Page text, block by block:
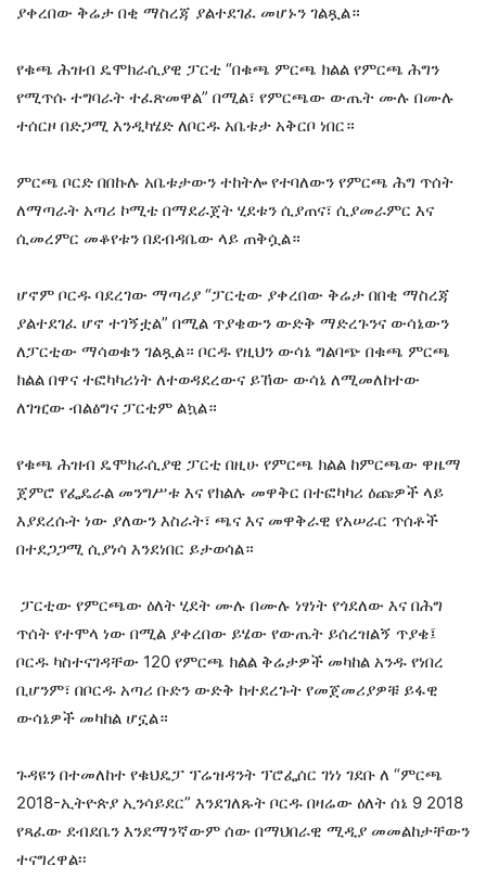
ያቀረበው ቅሬታ በቂ ማስረጃ ያልተደገፈ መሆኑን ገልጿል።
​የቁጫ ሕዝብ ዴሞክራሲያዊ ፓርቲ “በቁጫ ምርጫ ክልል የምርጫ ሕግን
የሚጥሱ ተግባራት ተፈጽመዋል” በሚል፣ የምርጫው ውጤት ሙሉ በሙሉ
ተሰርዞ በድጋሚ እንዲካሄድ ለቦርዱ አቤቱታ አቅርቦ ነበር።
ምርጫ ቦርድ በበኩሉ አቤቱታውን ተከትሎ የተባለውን የምርጫ ሕግ ጥሰት
ለማጣራት አጣሪ ኮሚቴ በማደራጀት ሂደቱን ሲያጠና፣ ሲያመራምር እና
ሲመረምር መቆየቱን በደብዳቤው ላይ ጠቅሷል።
​ሆኖም ቦርዱ ባደረገው ማጣሪያ “ፓርቲው ያቀረበው ቅሬታ በበቂ ማስረጃ
ያልተደገፈ ሆኖ ተገኝቷል” በሚል ጥያቄውን ውድቅ ማድረጉንና ውሳኔውን
ለፓርቲው ማሳወቁን ገልጿል። ቦርዱ የዚህን ውሳኔ ግልባጭ በቁጫ ምርጫ
ክልል በዋና ተፎካካሪነት ለተወዳደረውና ይኸው ውሳኔ ለሚመለከተው
ለገዢው ብልፅግና ፓርቲም ልኳል።
​የቁጫ ሕዝብ ዴሞክራሲያዊ ፓርቲ በዚሁ የምርጫ ክልል ከምርጫው ዋዜማ
ጀምሮ የፌዴራል መንግሥቱ እና የክልሉ መዋቅር በተፎካካሪ ዕጩዎች ላይ
እያደረሱት ነው ያለውን እስራት፣ ጫና እና መዋቅራዊ የአሠራር ጥሰቶች
በተደጋጋሚ ሲያነሳ እንደነበር ይታወሳል።
ፓርቲው የምርጫው ዕለት ሂደት ሙሉ በሙሉ ነፃነት የጎደለው እና በሕግ
ጥሰት የተሞላ ነው በሚል ያቀረበው ይሄው የውጤት ይሰረዝልኝ ጥያቄ፤
ቦርዱ ካስተናገዳቸው 120 የምርጫ ክልል ቅሬታዎች መካከል አንዱ የነበረ
ቢሆንም፣ በቦርዱ አጣሪ ቡድን ውድቅ ከተደረጉት የመጀመሪያዎቹ ይፋዊ
ውሳኔዎች መካከል ሆኗል።
ጉዳዩን በተመለከተ የቁህዴፓ ፕሬዝዳንት ፕሮፌሰር ገነነ ገደቡ ለ “ምርጫ
2018-ኢትዮጵያ ኢንሳይደር” እንደገለጹት ቦርዱ በዛሬው ዕለት ሰኔ 9 2018
የጻፈው ደብደቤን እንደማንኛውም ሰው በማህበራዊ ሚዲያ መመልከታቸውን
ተናግረዋል፡፡